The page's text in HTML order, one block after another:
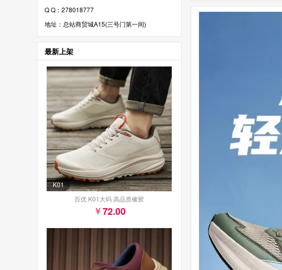
Q Q：278018777
地址：总站商贸城A15(三号门第一间)
最新上架
K01
百优 K01大码 高品质橡胶
72.00